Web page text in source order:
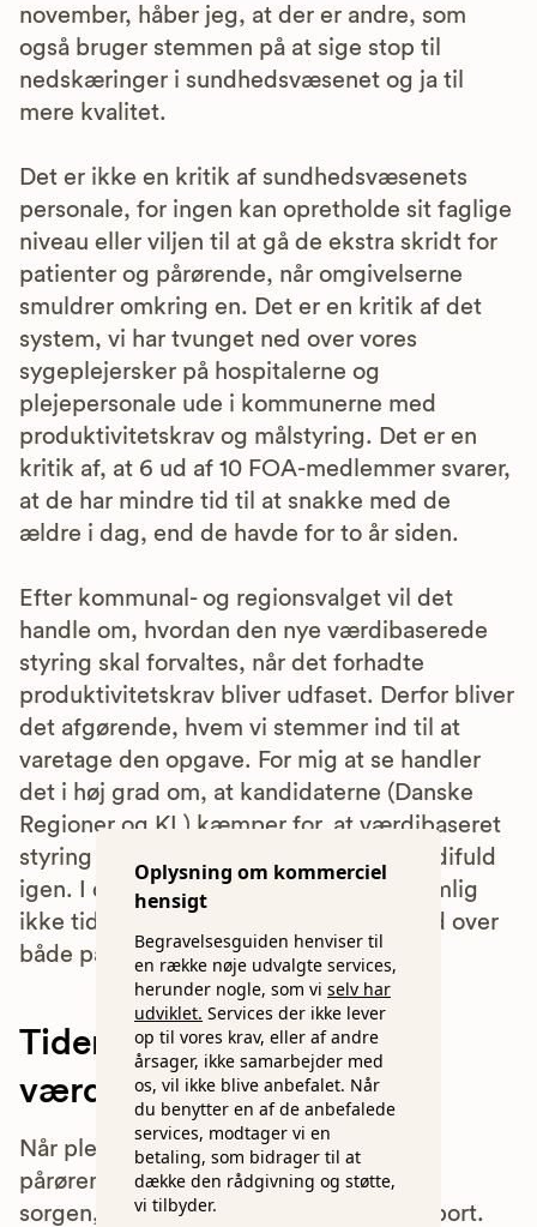
Oplysning om kommerciel
hensigt
Begravelsesguiden henviser til
en række nøje udvalgte services,
herunder nogle, som vi selv har
udviklet. Services der ikke lever
op til vores krav, eller af andre
årsager, ikke samarbejder med
os, vil ikke blive anbefalet. Når
du benytter en af de anbefalede
services, modtager vi en
betaling, som bidrager til at
dække den rådgivning og støtte,
vi tilbyder.
november, håber jeg, at der er andre, som
også bruger stemmen på at sige stop til
nedskæringer i sundhedsvæsenet og ja til
mere kvalitet.
Det er ikke en kritik af sundhedsvæsenets
personale, for ingen kan opretholde sit faglige
niveau eller viljen til at gå de ekstra skridt for
patienter og pårørende, når omgivelserne
smuldrer omkring en. Det er en kritik af det
system, vi har tvunget ned over vores
sygeplejersker på hospitalerne og
plejepersonale ude i kommunerne med
produktivitetskrav og målstyring. Det er en
kritik af, at 6 ud af 10 FOA-medlemmer svarer,
at de har mindre tid til at snakke med de
ældre i dag, end de havde for to år siden.
Efter kommunal- og regionsvalget vil det
handle om, hvordan den nye værdibaserede
styring skal forvaltes, når det forhadte
produktivitetskrav bliver udfaset. Derfor bliver
det afgørende, hvem vi stemmer ind til at
varetage den opgave. For mig at se handler
det i høj grad om, at kandidaterne (Danske
Regioner og KL) kæmper for, at værdibaseret
styring bliver lig med at gøre tiden værdifuld
igen. I dag har vores plejepersonale nemlig
ikke tid til at skabe værdi, og det går ud over
både patienter og pårørende.
Tiden har en selvstændig
værdi
Når plejepersonalet ikke har tid, står
pårørende eksempelvis ofte alene med
sorgen, når en de har haft kær, er gået bort.